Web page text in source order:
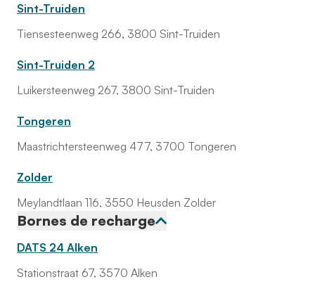
Sint-Truiden
Tiensesteenweg 266, 3800 Sint-Truiden
Sint-Truiden 2
Luikersteenweg 267, 3800 Sint-Truiden
Tongeren
Maastrichtersteenweg 477, 3700 Tongeren
Zolder
Meylandtlaan 116, 3550 Heusden Zolder
Bornes de recharge
DATS 24 Alken
Stationstraat 67, 3570 Alken